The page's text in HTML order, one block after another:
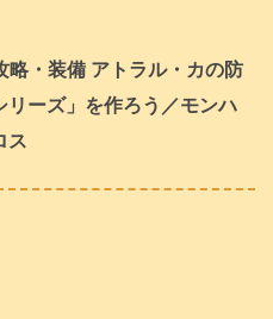
略・装備 アトラル・カの防
リーズ」を作ろう／モンハ
ス